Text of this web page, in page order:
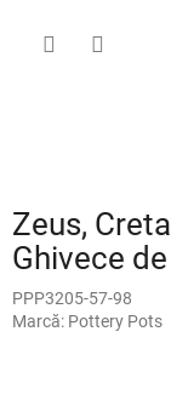
conținut
Zeus,
Ghivece
PPP3205-57-98
Marcă: Pottery Pots